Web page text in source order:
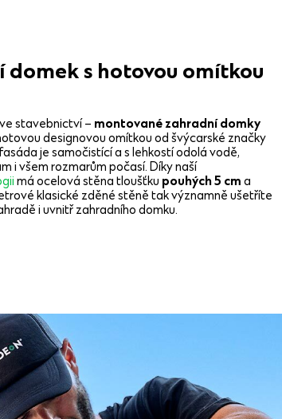
s hotovou omítkou
stavebnictví – montované zahradní domky
designovou omítkou od švýcarské značky
je samočistící a s lehkostí odolá vodě,
i všem rozmarům počasí. Díky naší
má ocelová stěna tloušťku pouhých 5 cm a
klasické zděné stěně tak významně ušetříte
i uvnitř zahradního domku.